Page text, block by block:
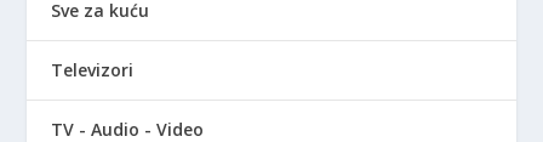
Sve za kuću
Televizori
TV - Audio - Video